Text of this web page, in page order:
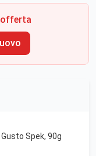
offerta
Spek, 90g